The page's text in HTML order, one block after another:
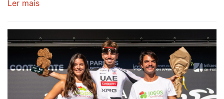
Ler mais
Oliveira
é
sexto
e
continua